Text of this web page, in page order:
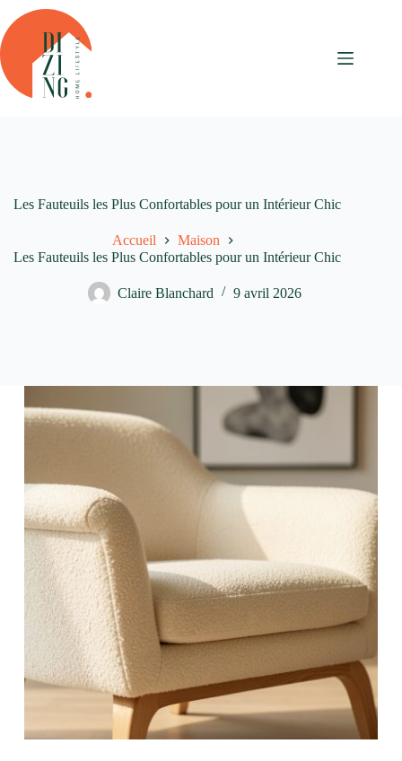
Passer
au
contenu
Les Fauteuils les Plus Confortables pour un Intérieur Chic
Accueil
Maison
Les Fauteuils les Plus Confortables pour un Intérieur Chic
Claire Blanchard 9 avril 2026